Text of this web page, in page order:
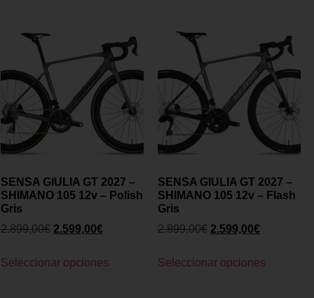
SENSA GIULIA GT 2027 –
SHIMANO 105 12v – Polish
Gris
2.899,00€ 2.599,00€
Seleccionar opciones
SENSA GIULIA GT 2027 –
SHIMANO 105 12v – Flash
Gris
2.899,00€ 2.599,00€
Seleccionar opciones